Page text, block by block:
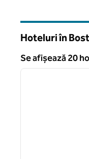
Hoteluri în
Se afișează 20
Se afișează 20
1 din 12